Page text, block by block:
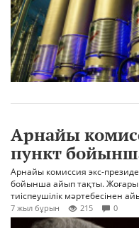
Арнайы
пункт
Арнайы комиссия экс-
бойынша айып тақты. Жоғары
тиіспеушілік мәртебесінен
7 жыл бұрын 215 0